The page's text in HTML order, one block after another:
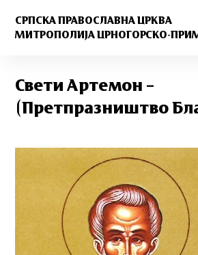
СРПСКА ПРАВОСЛАВНА ЦРКВА
МИТРОПОЛИЈА ЦРНОГОРСКО-
Свети Артемон –
(Претпразништво